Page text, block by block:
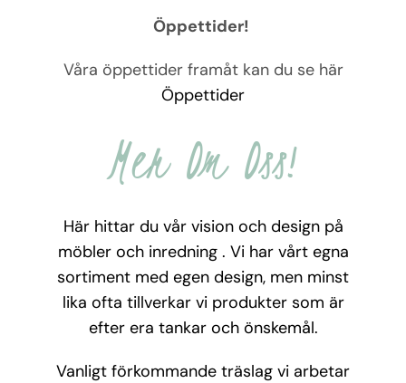
Öppettider!
Våra öppettider framåt kan du se här
Öppettider
Mer Om Oss!
Här hittar du vår vision och design på
möbler och inredning . Vi har vårt egna
sortiment med egen design, men minst
lika ofta tillverkar vi produkter som är
efter era tankar och önskemål.
Vanligt förkommande träslag vi arbetar